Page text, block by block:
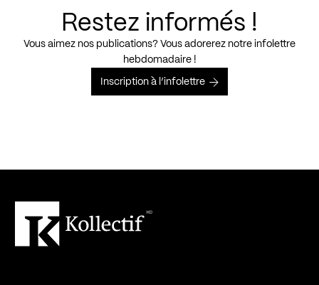
Restez informés !
Vous aimez nos publications? Vous adorerez notre infolettre
hebdomadaire !
Inscription à l’infolettre